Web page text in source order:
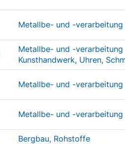
Metallbe- und -verarbeitung
Metallbe- und -verarbeitung
Kunsthandwerk, Uhren,
Metallbe- und -verarbeitung
Metallbe- und -verarbeitung
Bergbau, Rohstoffe